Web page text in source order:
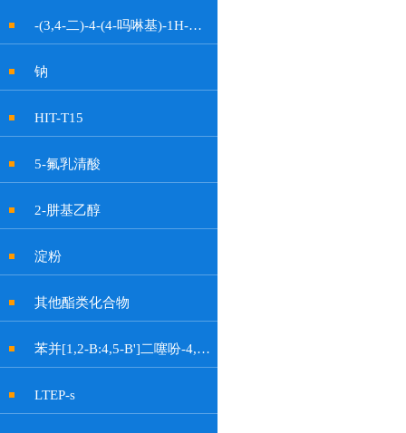
-(3,4-二)-4-(4-吗啉基)-1H-吡咯-2,5-二酮
钠
HIT-T15
5-氟乳清酸
2-肼基乙醇
淀粉
其他酯类化合物
苯并[1,2-B:4,5-B']二噻吩-4,8-二酮
LTEP-s